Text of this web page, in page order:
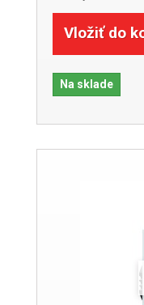
Vložiť do
Na sklade